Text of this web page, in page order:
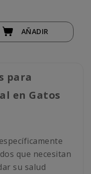
AÑADIR
para
en Gatos
que necesitan
su salud